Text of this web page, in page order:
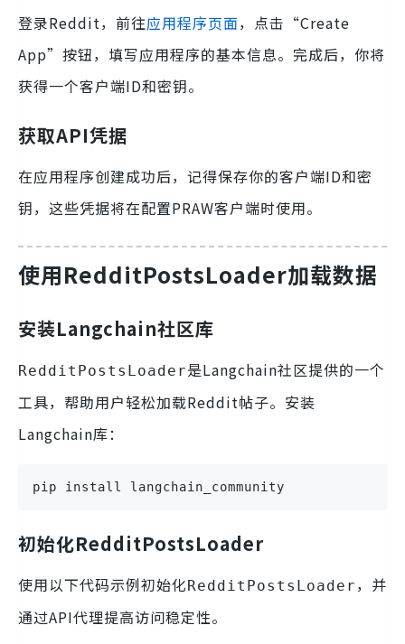
登录Reddit，前往应用程序页面，点击“Create
App”按钮，填写应用程序的基本信息。完成后，你将
获得一个客户端ID和密钥。
获取API凭据
在应用程序创建成功后，记得保存你的客户端ID和密
钥，这些凭据将在配置PRAW客户端时使用。
使用RedditPostsLoader加载数据
安装Langchain社区库
RedditPostsLoader是Langchain社区提供的一个
工具，帮助用户轻松加载Reddit帖子。安装
Langchain库：
pip install langchain_community
初始化RedditPostsLoader
使用以下代码示例初始化RedditPostsLoader ，并
通过API代理提高访问稳定性。